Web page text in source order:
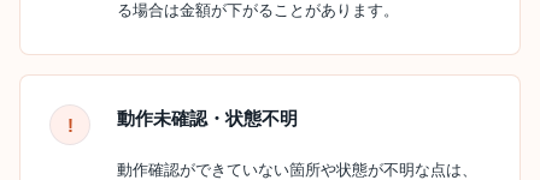
る場合は金額が下がることがあります。
動作未確認・状態不明
動作確認ができていない箇所や状態が不明な点は、